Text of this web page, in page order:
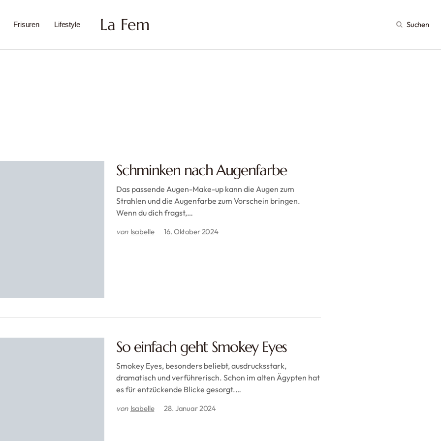
Frisuren Lifestyle La Fem Suchen
Schminken nach Augenfarbe
Das passende Augen-Make-up kann die Augen zum
Strahlen und die Augenfarbe zum Vorschein bringen.
Wenn du dich fragst,…
von Isabelle 16. Oktober 2024
So einfach geht Smokey Eyes
Smokey Eyes, besonders beliebt, ausdrucksstark,
dramatisch und verführerisch. Schon im alten Ägypten hat
es für entzückende Blicke gesorgt.…
von Isabelle 28. Januar 2024